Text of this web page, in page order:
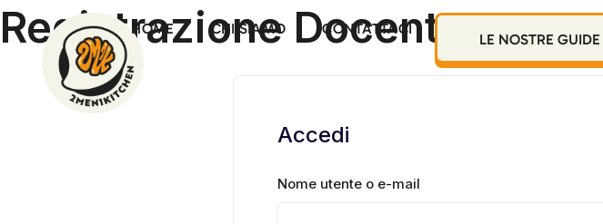
HOME CHI SIAMO CONTATTACI
LE NOSTRE GUIDE
Registrazione Docente
Accedi
Nome utente o e-mail